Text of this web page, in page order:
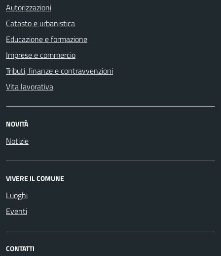
Autorizzazioni
Catasto e urbanistica
Educazione e formazione
Imprese e commercio
Tributi, finanze e contravvenzioni
Vita lavorativa
NOVITÀ
Notizie
VIVERE IL COMUNE
Luoghi
Eventi
CONTATTI